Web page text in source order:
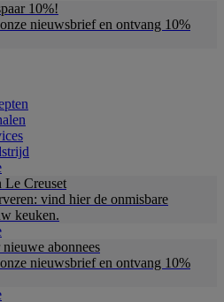
10%!
nieuwsbrief en ontvang 10%
Le Creuset
vind hier de onmisbare
keuken.
abonnees
nieuwsbrief en ontvang 10%